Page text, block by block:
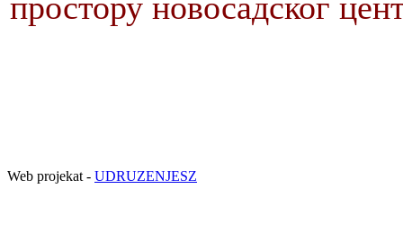
Web projekat - UDRUZENJESZ